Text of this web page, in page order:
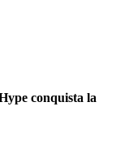
conquista la